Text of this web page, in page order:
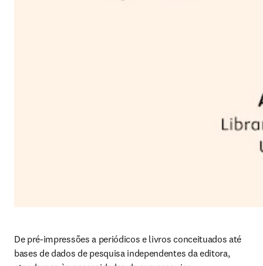
De pré-impressões a periódicos e livros conceituados até
bases de dados de pesquisa independentes da editora,